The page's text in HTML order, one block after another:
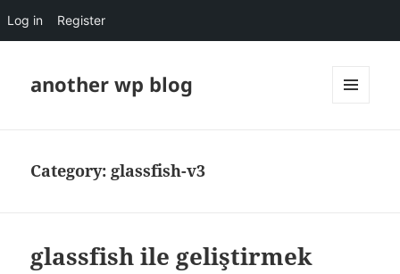
Log in Register
another wp blog
Category: glassfish-v3
glassfish ile geliştirmek